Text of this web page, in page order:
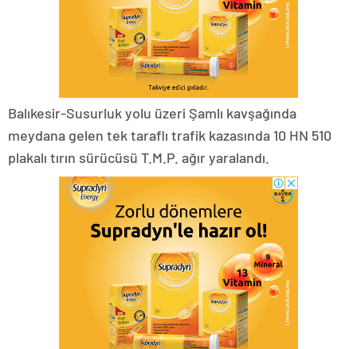
Balıkesir-Susurluk yolu üzeri Şamlı kavşağında
meydana gelen tek taraflı trafik kazasında 10 HN 510
plakalı tırın sürücüsü T.M.P. ağır yaralandı.